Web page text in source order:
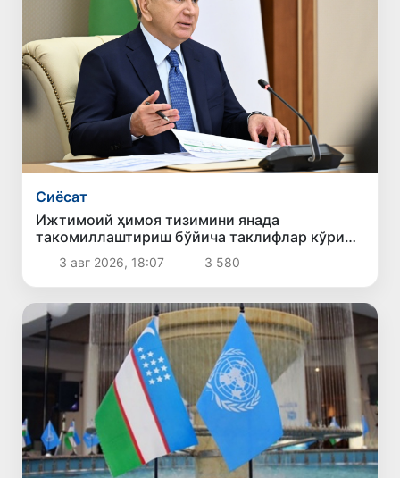
Сиёсат
Ижтимоий ҳимоя тизимини янада
такомиллаштириш бўйича таклифлар кўриб
чиқилди
3 авг 2026, 18:07 3 580